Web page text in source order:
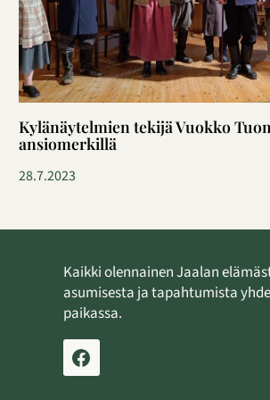
Kylänäytelmien tekijä Vuokko
ansiomerkillä
28.7.2023
Kaikki olennainen Jaalan
asumisesta ja tapahtumista
paikassa.